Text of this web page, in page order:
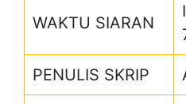
WAKTU SIARAN
PENULIS SKRIP